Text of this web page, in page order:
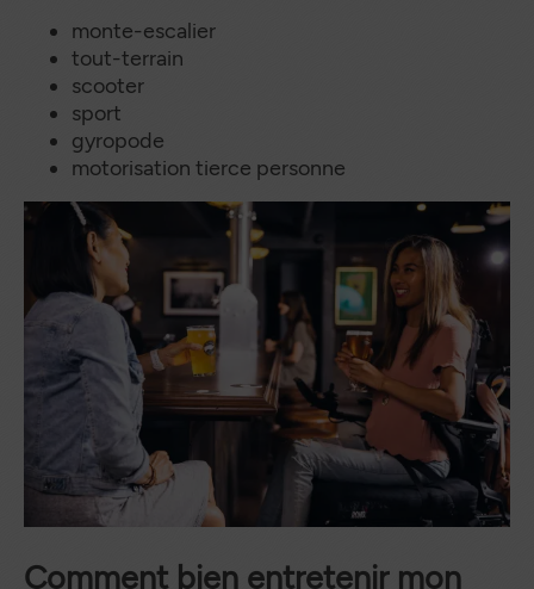
monte-escalier
tout-terrain
scooter
sport
gyropode
motorisation tierce personne
Comment bien entretenir mon